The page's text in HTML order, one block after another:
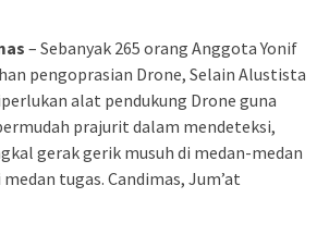
– Sebanyak 265 orang Anggota Yonif
pengoprasian Drone, Selain Alustista
alat pendukung Drone guna
prajurit dalam mendeteksi,
gerak gerik musuh di medan-medan
tugas. Candimas, Jum’at